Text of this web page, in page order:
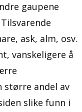
gaupene
ask, alm, osv.
vanskeligere å
større andel av
slike funn i